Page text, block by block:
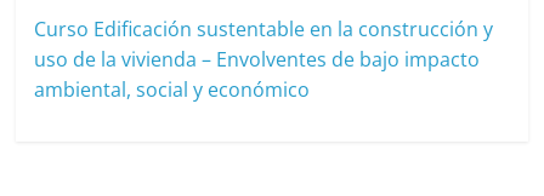
Curso Edificación sustentable en la construcción y
uso de la vivienda – Envolventes de bajo impacto
ambiental, social y económico